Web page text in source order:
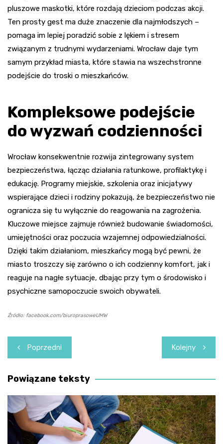
pluszowe maskotki, które rozdają dzieciom podczas akcji.
Ten prosty gest ma duże znaczenie dla najmłodszych –
pomaga im lepiej poradzić sobie z lękiem i stresem
związanym z trudnymi wydarzeniami. Wrocław daje tym
samym przykład miasta, które stawia na wszechstronne
podejście do troski o mieszkańców.
Kompleksowe podejście
do wyzwań codzienności
Wrocław konsekwentnie rozwija zintegrowany system
bezpieczeństwa, łącząc działania ratunkowe, profilaktykę i
edukację. Programy miejskie, szkolenia oraz inicjatywy
wspierające dzieci i rodziny pokazują, że bezpieczeństwo nie
ogranicza się tu wyłącznie do reagowania na zagrożenia.
Kluczowe miejsce zajmuje również budowanie świadomości,
umiejętności oraz poczucia wzajemnej odpowiedzialności.
Dzięki takim działaniom, mieszkańcy mogą być pewni, że
miasto troszczy się zarówno o ich codzienny komfort, jak i
reaguje na nagłe sytuacje, dbając przy tym o środowisko i
psychiczne samopoczucie swoich obywateli.
Źródło: facebook.com/biuroprasoweUMW
Nawigacja
wpisu
Poprzedni Kolejny
Powiązane teksty